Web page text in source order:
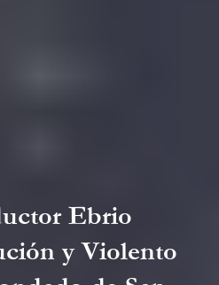
Ebrio
y Violento